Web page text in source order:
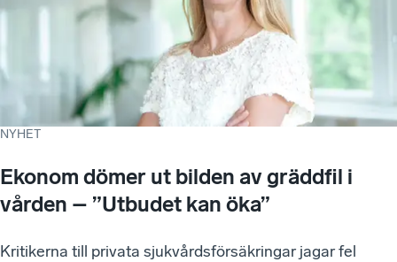
NYHET
Ekonom dömer ut bilden av gräddfil i
vården – ”Utbudet kan öka”
Kritikerna till privata sjukvårdsförsäkringar jagar fel